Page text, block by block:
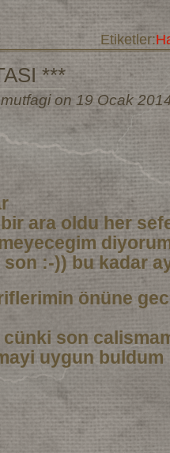
Etiketler:
***
on 19 Ocak
ara oldu her
son :-)) bu kadar
önüne
son
uygun buldum